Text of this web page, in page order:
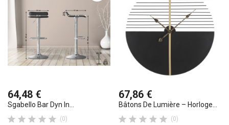
64,48 €
Sgabello Bar Dyn In...
     (0)
67,86 €
Bâtons De Lumière – Horloge...
     (0)